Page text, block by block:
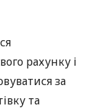
рахунку і
за
та